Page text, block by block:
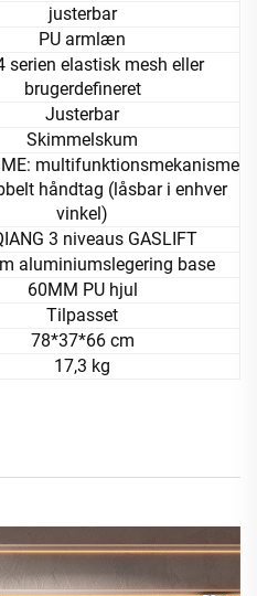
justerbar
PU armlæn
serien elastisk mesh eller
brugerdefineret
Justerbar
Skimmelskum
multifunktionsmekanisme
håndtag (låsbar i enhver
vinkel)
3 niveaus GASLIFT
aluminiumslegering base
60MM PU hjul
Tilpasset
78*37*66 cm
17,3 kg